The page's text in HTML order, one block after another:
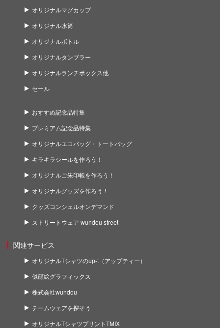
オリジナルマグカップ
オリジナル水筒
オリジナルボトル
オリジナルタンブラー
オリジナルランチボックス他
セール
おすすめ記念品特集
プレミアム記念品特集
オリジナルエコバッグ・トートバッグ
キラキラシールを作ろう！
オリジナルご朱印帳を作ろう！
オリジナルグッズを作ろう！
クッズコンシェルオンデマンド
ストリートウェア wundou street
関連サービス
オリジナルTシャツのup-t（アップティー）
似顔絵グラフィックス
株式会社wundou
チームウェアを探そう
オリジナルTシャツプリントTMIX